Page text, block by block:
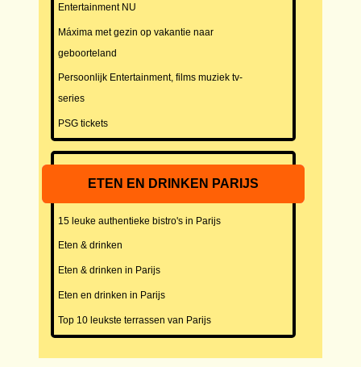
Entertainment NU
Máxima met gezin op vakantie naar
geboorteland
Persoonlijk Entertainment, films muziek tv-
series
PSG tickets
ETEN EN DRINKEN PARIJS
15 leuke authentieke bistro's in Parijs
Eten & drinken
Eten & drinken in Parijs
Eten en drinken in Parijs
Top 10 leukste terrassen van Parijs